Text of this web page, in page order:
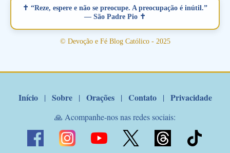
verdadeiro, ou que está com problemas no relacionamento
amoroso, creia na poderosa intercessão deste santo amigo:
Santo Antonio! Tenha fé, não desista, pois ele intercede por nós
junto a Jesus! Fique no Amor Ágape de Jesus e no Amor Materno
✝ “Reze, espere e não se preocupe. A preocupação é inútil.”
— São Padre Pio ✝
© Devoção e Fé Blog Católico - 2025
Início | Sobre | Orações | Contato | Privacidade
🙏 Acompanhe-nos nas redes sociais: